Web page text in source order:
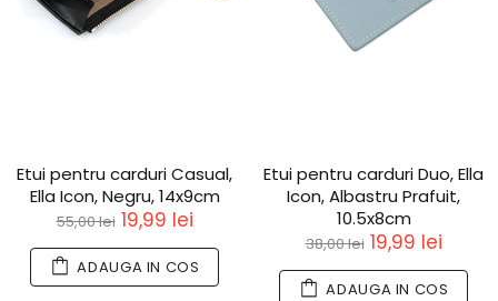
Etui pentru carduri Casual,
Ella Icon, Negru, 14x9cm
55,00 lei 19,99 lei
ADAUGA IN COS
Etui pentru carduri Duo, Ella
Icon, Albastru Prafuit,
10.5x8cm
38,00 lei 19,99 lei
ADAUGA IN COS